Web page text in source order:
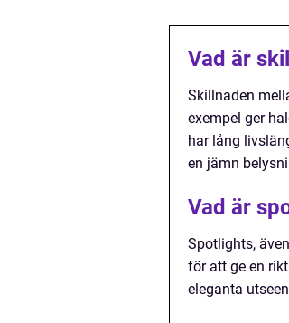
Vad är
Skillnaden
exempel ger
har lång
en jämn
Vad är
Spotlights,
för att ge en
eleganta